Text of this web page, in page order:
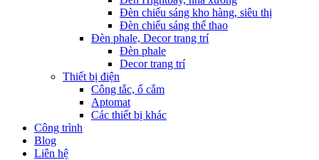
Đèn chiếu sáng kho hàng, siêu thị
Đèn chiếu sáng thể thao
Đèn phale, Decor trang trí
Đèn phale
Decor trang trí
Thiết bị điện
Công tắc, ổ cắm
Aptomat
Các thiết bị khác
Công trình
Blog
Liên hệ